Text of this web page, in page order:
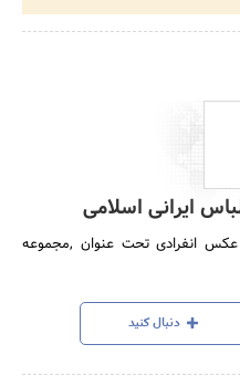
ایرانی اسلامی
عکس انفرادی تحت عنوان ,مجموعه
دنبال کنید